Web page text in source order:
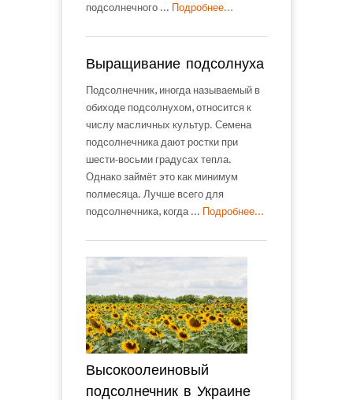
подсолнечного ... Подробнее...
Выращивание подсолнуха
Подсолнечник, иногда называемый в
обиходе подсолнухом, относится к
числу масличных культур. Семена
подсолнечника дают ростки при
шести-восьми градусах тепла.
Однако займёт это как минимум
полмесяца. Лучше всего для
подсолнечника, когда ... Подробнее...
Высокоолеиновый
подсолнечник в Украине